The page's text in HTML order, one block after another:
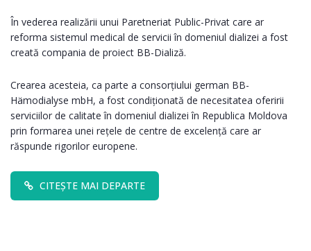
În vederea realizării unui Paretneriat Public-Privat care ar
reforma sistemul medical de servicii în domeniul dializei a fost
creată compania de proiect BB-Dializă.
Crearea acesteia, ca parte a consorțiului german BB-
Hämodialyse mbH, a fost condiționată de necesitatea oferirii
serviciilor de calitate în domeniul dializei în Republica Moldova
prin formarea unei rețele de centre de excelență care ar
răspunde rigorilor europene.
CITEȘTE MAI DEPARTE